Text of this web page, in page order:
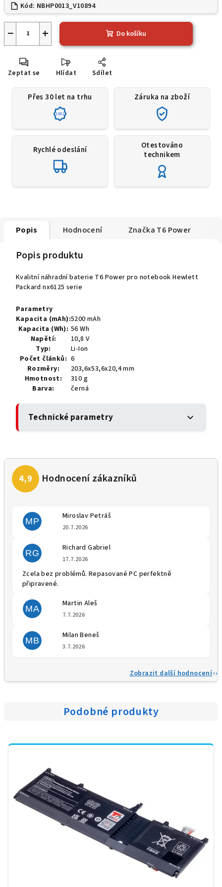
Kód: NBHP0013_V10894
+
− Do košíku
Zeptat se Hlídat Sdílet
Přes 30 let na trhu
1991
Záruka na zboží
Rychlé odeslání
Otestováno
technikem
Popis Hodnocení Značka T6 Power
Popis produktu
Kvalitní náhradní baterie T6 Power pro notebook Hewlett
Packard nx6125 serie
Parametry
Kapacita (mAh):5200 mAh
Kapacita (Wh): 56 Wh
Napětí:
10,8 V
Typ:
Li-Ion
Počet článků: 6
Rozměry:
203,6x53,6x20,4 mm
Hmotnost:
310 g
Barva:
černá
Technické parametry expand_more
MP
Miroslav Petráš
20.7.2026
RG
Richard Gabriel
17.7.2026
Zcela bez problémů. Repasované PC perfektně
připravené.
MA
Martin Aleš
7.7.2026
MB
Milan Beneš
3.7.2026
Zobrazit další hodnocení
Podobné produkty